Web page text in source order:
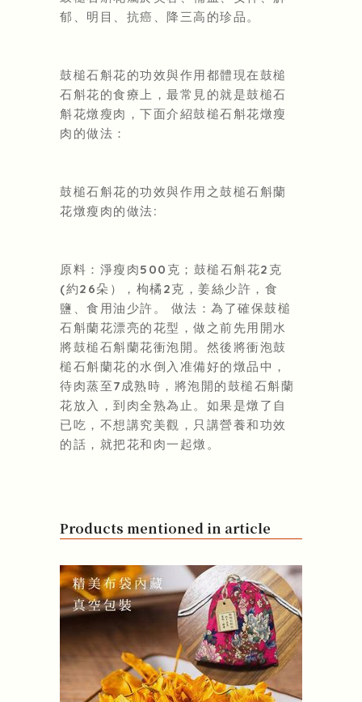
郁、明目、抗癌、降三高的珍品。
鼓槌石斛花的功效與作用都體現在鼓槌
石斛花的食療上，最常見的就是鼓槌石
斛花燉瘦肉，下面介紹鼓槌石斛花燉瘦
肉的做法：
鼓槌石斛花的功效與作用之鼓槌石斛蘭
花燉瘦肉的做法:
原料：淨瘦肉500克；鼓槌石斛花2克
(約26朵），枸橘2克，姜絲少許，食
鹽、食用油少許。 做法：為了確保鼓槌
石斛蘭花漂亮的花型，做之前先用開水
將鼓槌石斛蘭花衝泡開。然後將衝泡鼓
槌石斛蘭花的水倒入准備好的燉品中，
待肉蒸至7成熟時，將泡開的鼓槌石斛蘭
花放入，到肉全熟為止。如果是燉了自
已吃，不想講究美觀，只講營養和功效
的話，就把花和肉一起燉。
Products mentioned in article